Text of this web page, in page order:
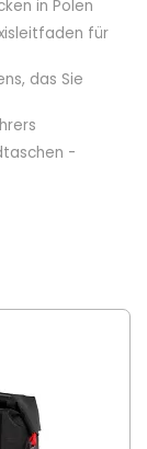
in Polen
für
das Sie
-